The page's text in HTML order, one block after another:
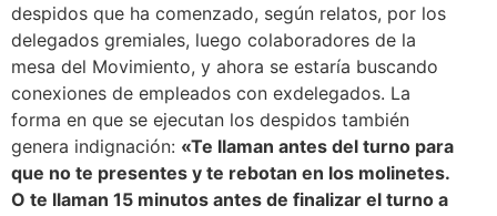
despidos que ha comenzado, según relatos, por los
delegados gremiales, luego colaboradores de la
mesa del Movimiento, y ahora se estaría buscando
conexiones de empleados con exdelegados. La
forma en que se ejecutan los despidos también
genera indignación: «Te llaman antes del turno para
que no te presentes y te rebotan en los molinetes.
O te llaman 15 minutos antes de finalizar el turno a